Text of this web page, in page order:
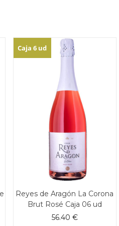
Caja 6 ud
Reyes de Aragón La Corona
Brut Rosé Caja 06 ud
56.40 €